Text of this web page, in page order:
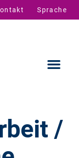
Sprache
/